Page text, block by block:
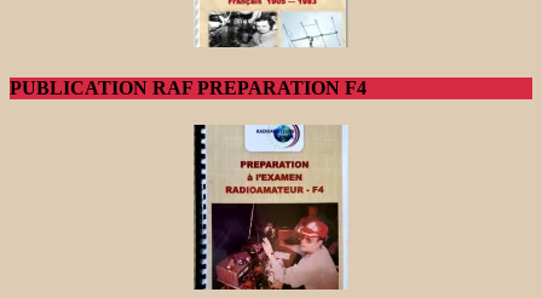
PUBLICATION RAF PREPARATION F4